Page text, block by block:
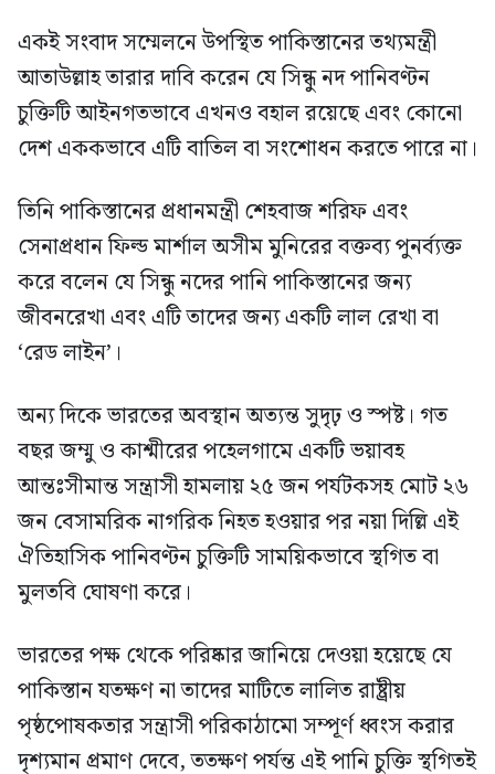
একই সংবাদ সম্মেলনে উপস্থিত পাকিস্তানের তথ্যমন্ত্রী
আতাউল্লাহ তারার দাবি করেন যে সিন্ধু নদ পানিবণ্টন
চুক্তিটি আইনগতভাবে এখনও বহাল রয়েছে এবং কোনো
দেশ এককভাবে এটি বাতিল বা সংশোধন করতে পারে না।
তিনি পাকিস্তানের প্রধানমন্ত্রী শেহবাজ শরিফ এবং
সেনাপ্রধান ফিল্ড মার্শাল অসীম মুনিরের বক্তব্য পুনর্ব্যক্ত
করে বলেন যে সিন্ধু নদের পানি পাকিস্তানের জন্য
জীবনরেখা এবং এটি তাদের জন্য একটি লাল রেখা বা
‘রেড লাইন’।
অন্য দিকে ভারতের অবস্থান অত্যন্ত সুদৃঢ় ও স্পষ্ট। গত
বছর জম্মু ও কাশ্মীরের পহেলগামে একটি ভয়াবহ
আন্তঃসীমান্ত সন্ত্রাসী হামলায় ২৫ জন পর্যটকসহ মোট ২৬
জন বেসামরিক নাগরিক নিহত হওয়ার পর নয়া দিল্লি এই
ঐতিহাসিক পানিবণ্টন চুক্তিটি সাময়িকভাবে স্থগিত বা
মুলতবি ঘোষণা করে।
ভারতের পক্ষ থেকে পরিষ্কার জানিয়ে দেওয়া হয়েছে যে
পাকিস্তান যতক্ষণ না তাদের মাটিতে লালিত রাষ্ট্রীয়
পৃষ্ঠপোষকতার সন্ত্রাসী পরিকাঠামো সম্পূর্ণ ধ্বংস করার
দৃশ্যমান প্রমাণ দেবে, ততক্ষণ পর্যন্ত এই পানি চুক্তি স্থগিতই